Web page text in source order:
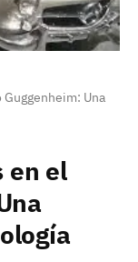
Una
en el